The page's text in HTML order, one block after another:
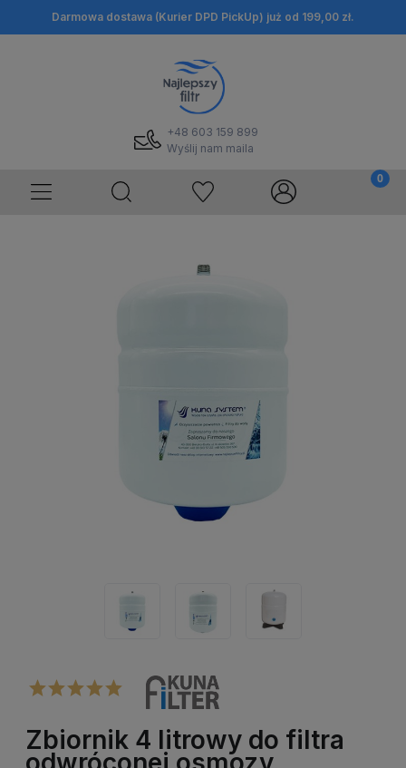
Darmowa dostawa (Kurier DPD PickUp) już od 199,00 zł.
+48 603 159 899
Wyślij nam maila
Zbiornik 4 litrowy do filtra